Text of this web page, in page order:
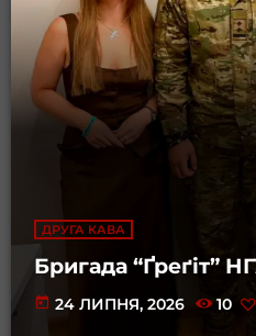
ДРУГА КАВА
Бригада “Ґреґіт”
today 24 ЛИПНЯ, 2026 10